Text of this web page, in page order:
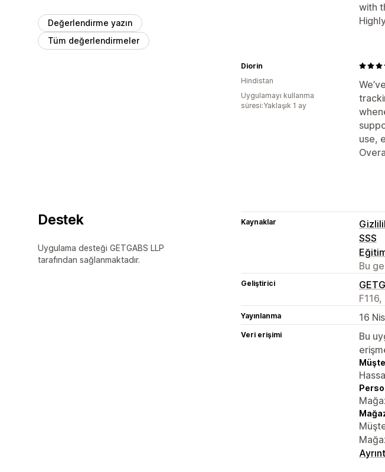
Değerlendirme yazın
Tüm değerlendirmeler
with
use,
Diorin
Hindistan
Uygulamayı kullanma
süresi:Yaklaşık 1 ay
Destek
Uygulama desteği GETGABS LLP
tarafından sağlanmaktadır.
Kaynaklar
SSS
Bu
Geliştirici
Yayınlanma 16
Veri erişimi
Bu